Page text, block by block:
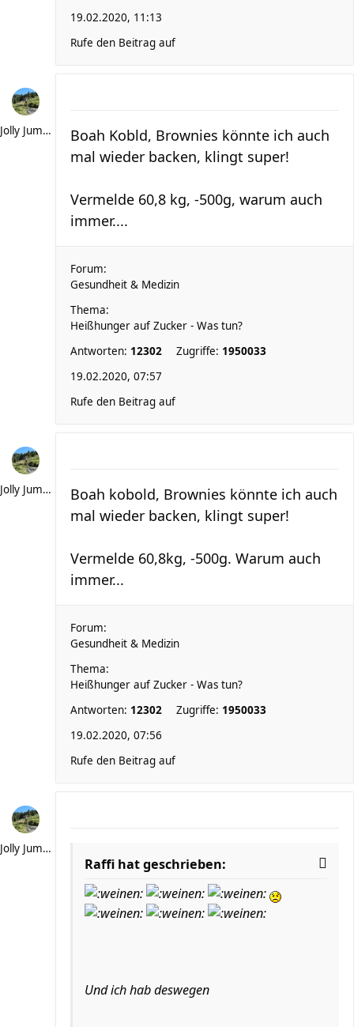
19.02.2020, 11:13
Rufe den Beitrag auf
Jolly Jumper
Boah Kobld, Brownies könnte ich auch
mal wieder backen, klingt super!
Vermelde 60,8 kg, -500g, warum auch
immer....
Forum:
Gesundheit & Medizin
Thema:
Heißhunger auf Zucker - Was tun?
Antworten: 12302 Zugriffe: 1950033
19.02.2020, 07:57
Rufe den Beitrag auf
Jolly Jumper
Boah kobold, Brownies könnte ich auch
mal wieder backen, klingt super!
Vermelde 60,8kg, -500g. Warum auch
immer...
Forum:
Gesundheit & Medizin
Thema:
Heißhunger auf Zucker - Was tun?
Antworten: 12302 Zugriffe: 1950033
19.02.2020, 07:56
Rufe den Beitrag auf
Jolly Jumper
Raffi hat geschrieben:
Und ich hab deswegen